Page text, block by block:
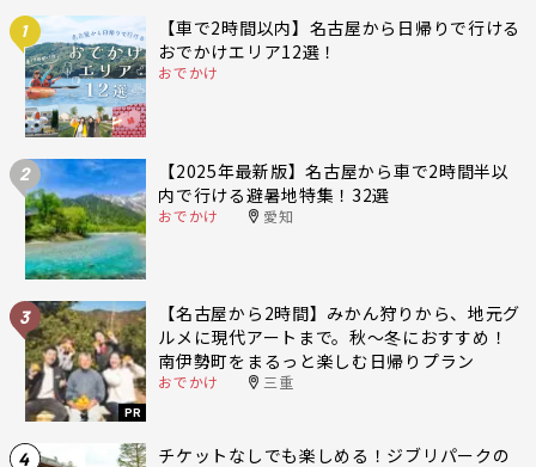
1
【車で2時間以内】名古屋から日帰りで行ける
おでかけエリア12選！
おでかけ
2
【2025年最新版】名古屋から車で2時間半以
内で行ける避暑地特集！32選
おでかけ 愛知
3
PR
【名古屋から2時間】みかん狩りから、地元グ
ルメに現代アートまで。秋〜冬におすすめ！
南伊勢町をまるっと楽しむ日帰りプラン
おでかけ 三重
4
チケットなしでも楽しめる！ジブリパークの